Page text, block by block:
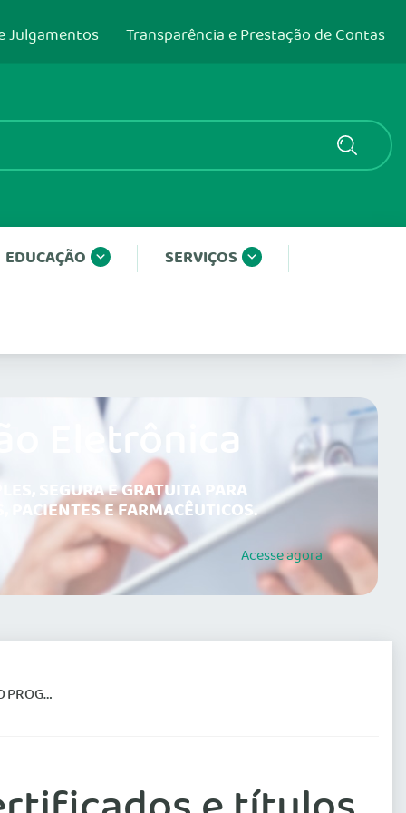
Julgamentos Transparência e Prestação de Contas
EDUCAÇÃO SERVIÇOS
Eletrônica
SEGURA E GRATUITA PARA
PACIENTES E FARMACÊUTICOS.
Acesseagora